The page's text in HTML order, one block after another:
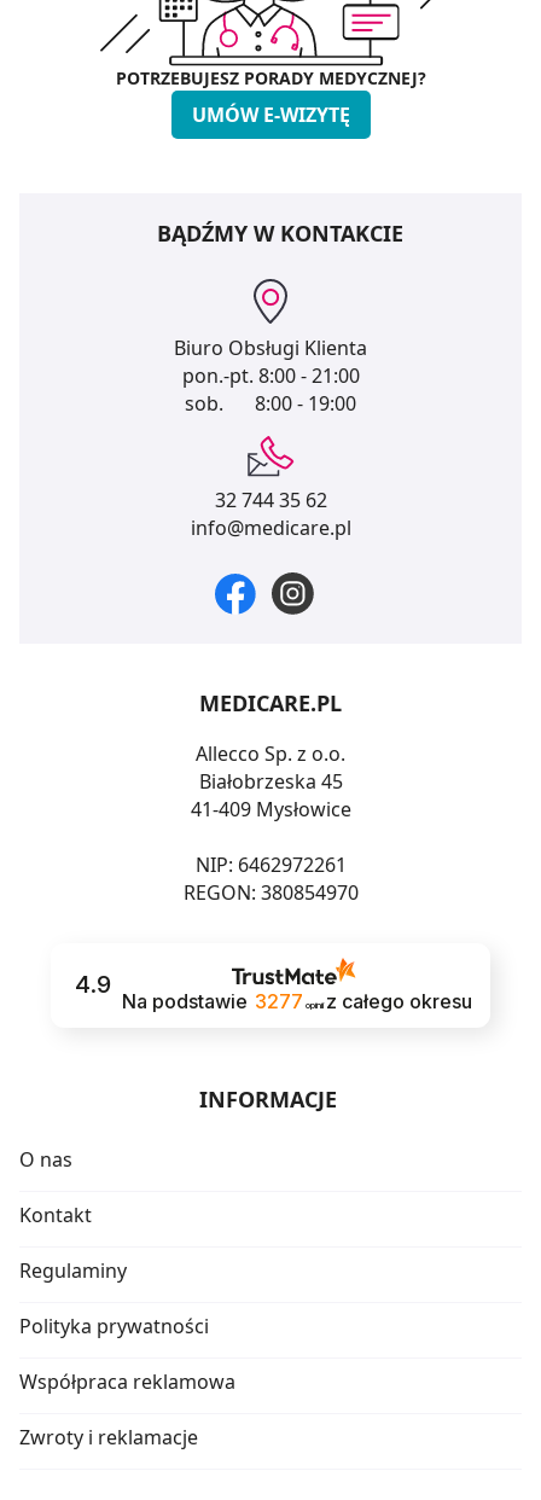
POTRZEBUJESZ PORADY MEDYCZNEJ?
UMÓW E-WIZYTĘ
BĄDŹMY W KONTAKCIE
Biuro Obsługi Klienta
pon.-pt. 8:00 - 21:00
sob.
8:00 - 19:00
32 744 35 62
info@medicare.pl
MEDICARE.PL
Allecco Sp. z o.o.
Białobrzeska 45
41-409 Mysłowice
NIP: 6462972261
REGON: 380854970
4.9
Na podstawie 3277 opinii z całego okresu
INFORMACJE
O nas
Kontakt
Regulaminy
Polityka prywatności
Współpraca reklamowa
Zwroty i reklamacje